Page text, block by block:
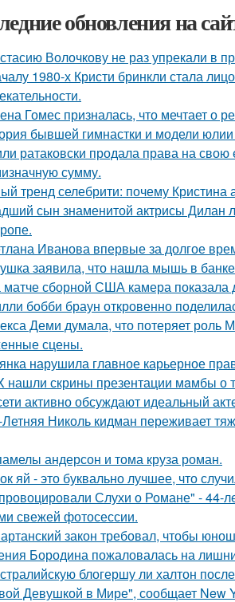
обновления на
Волочкову не раз упрекали в
1980-х Кристи бринкли стала
Гомес призналась, что мечтает о
бывшей гимнастки и модели
ратаковски продала права на свою
сумму.
тренд селебрити: почему Кристина
сын знаменитой актрисы Дилан
Иванова впервые за долгое
заявила, что нашла мышь в
сборной США камера показала
бобби браун откровенно
Деми думала, что потеряет роль
сцены.
нарушила главное карьерное
нашли скрины презентации мaмбы о
активно обсуждают идеальный
Николь кидман переживает
андерсон и тома круза роман.
яй - это буквально лучшее, что
Слухи о Романе" - 44-
свежей фотосессии.
закон требовал, чтобы
Бородина пожаловалась на
блогершу ли халтон
Девушкой в Мире", сообщает New